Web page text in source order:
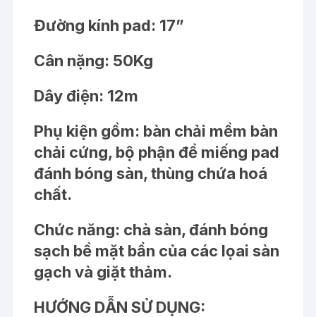
Đường kính pad: 17”
Cân nặng: 50Kg
Dây điện: 12m
Phụ kiện gồm: bàn chải mềm bàn
chải cứng, bộ phận để miếng pad
đánh bóng sàn, thùng chứa hoá
chất.
Chức năng: chà sàn, đánh bóng
sạch bề mặt bẩn của các lọai sàn
gạch và giặt thảm.
HƯỚNG DẪN SỬ DỤNG: